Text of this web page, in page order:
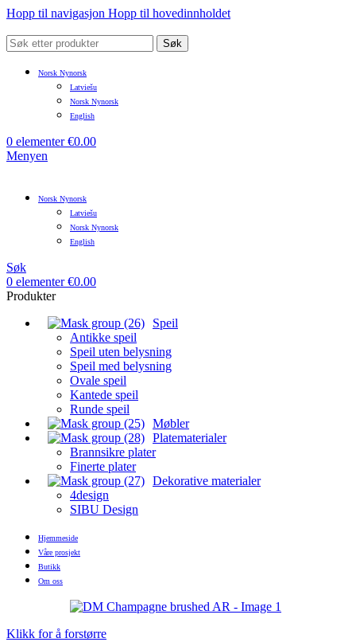
Hopp til navigasjon Hopp til hovedinnholdet
Søk
Norsk Nynorsk
Latviešu
Norsk Nynorsk
English
0 elementer €0.00
Menyen
Norsk Nynorsk
Latviešu
Norsk Nynorsk
English
Søk
0 elementer €0.00
Produkter
Speil
Antikke speil
Speil uten belysning
Speil med belysning
Ovale speil
Kantede speil
Runde speil
Møbler
Platematerialer
Brannsikre plater
Finerte plater
Dekorative materialer
4design
SIBU Design
Hjemmeside
Våre prosjekt
Butikk
Om oss
Klikk for å forstørre